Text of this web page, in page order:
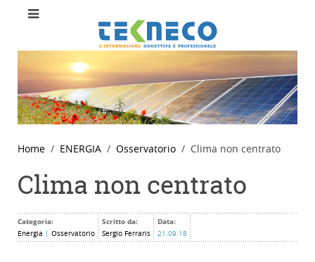
Home ENERGIA Osservatorio Clima non centrato
Clima non centrato
Categoria:
Energia Osservatorio
Scritto da:
Sergio Ferraris
Data:
21.09.18